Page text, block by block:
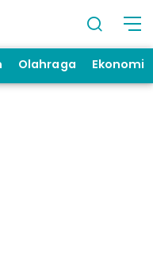
Olahraga Ekonomi